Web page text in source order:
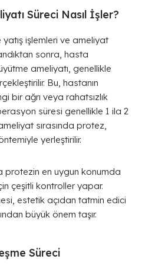
Süreci Nasıl İşler?
işlemleri ve ameliyat
sonra, hasta
ameliyatı, genellikle
Bu, hastanın
bir ağrı veya rahatsızlık
süresi genellikle 1 ila 2
sırasında protez,
yerleştirilir.
protezin en uygun konumda
çeşitli kontroller yapar.
estetik açıdan tatmin edici
büyük önem taşır.
Süreci